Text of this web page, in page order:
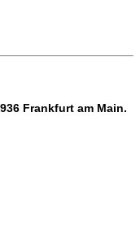
Frankfurt am Main.